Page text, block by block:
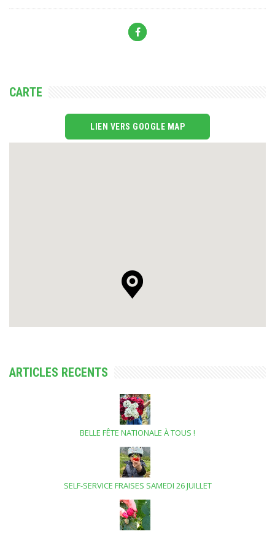
CARTE
LIEN VERS GOOGLE MAP
ARTICLES RECENTS
BELLE FÊTE NATIONALE À TOUS !
SELF-SERVICE FRAISES SAMEDI 26 JUILLET